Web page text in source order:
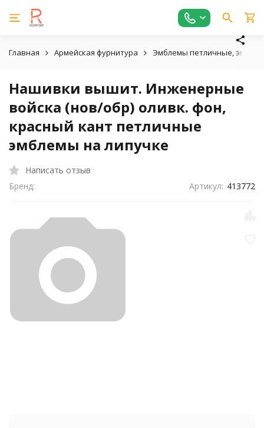
Главная Армейская фурнитура Эмблемы петличные,
Нашивки вышит. Инженерные
войска (нов/обр) оливк. фон,
красный кант петличные
эмблемы на липучке
Написать отзыв
Бренд:
Артикул: 413772